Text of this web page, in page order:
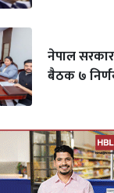
नेपाल
बैठक ७